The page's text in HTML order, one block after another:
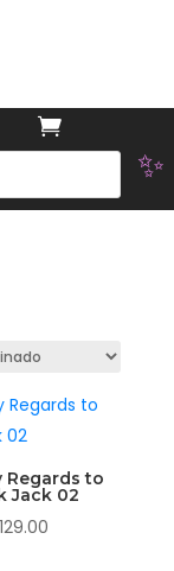

Regards to
Jack 02
129.00
✨